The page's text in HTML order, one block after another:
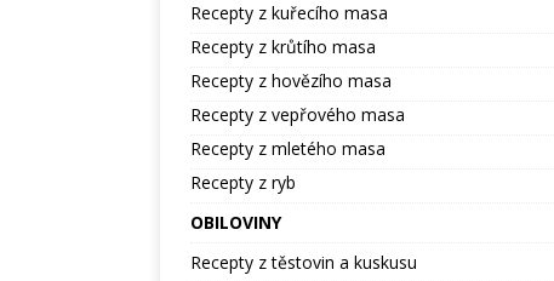
Recepty z kuřecího masa
Recepty z krůtího masa
Recepty z hovězího masa
Recepty z vepřového masa
Recepty z mletého masa
Recepty z ryb
OBILOVINY
Recepty z těstovin a kuskusu